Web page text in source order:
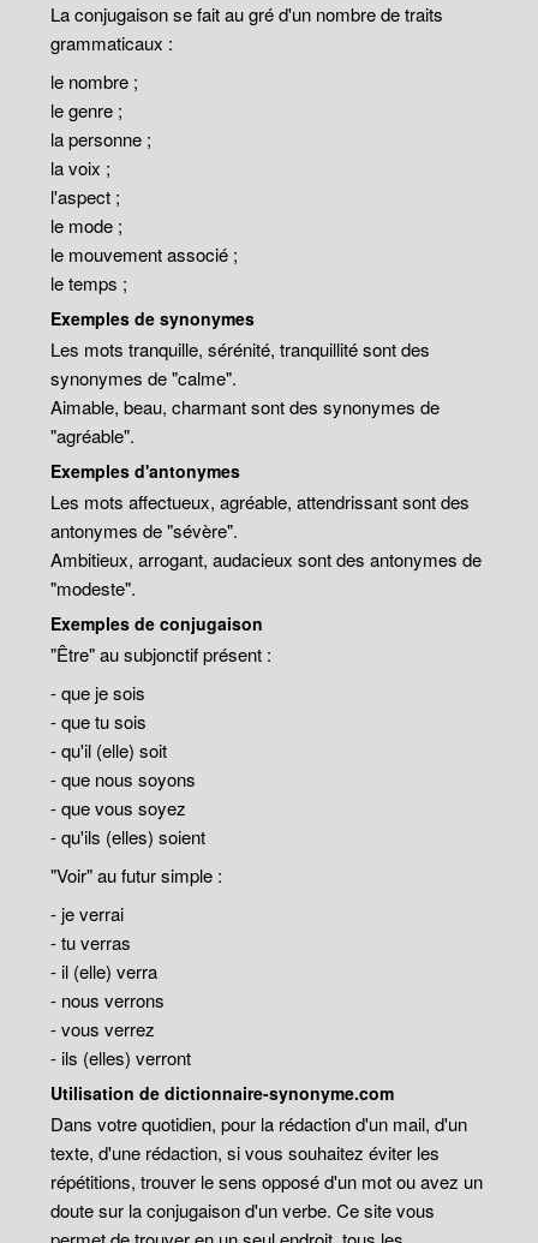
La conjugaison se fait au gré d'un nombre de traits
grammaticaux :
le nombre ;
le genre ;
la personne ;
la voix ;
l'aspect ;
le mode ;
le mouvement associé ;
le temps ;
Exemples de synonymes
Les mots tranquille, sérénité, tranquillité sont des
synonymes de "calme".
Aimable, beau, charmant sont des synonymes de
"agréable".
Exemples d'antonymes
Les mots affectueux, agréable, attendrissant sont des
antonymes de "sévère".
Ambitieux, arrogant, audacieux sont des antonymes de
"modeste".
Exemples de conjugaison
"Être" au subjonctif présent :
- que je sois
- que tu sois
- qu'il (elle) soit
- que nous soyons
- que vous soyez
- qu'ils (elles) soient
"Voir" au futur simple :
- je verrai
- tu verras
- il (elle) verra
- nous verrons
- vous verrez
- ils (elles) verront
Utilisation de dictionnaire-synonyme.com
Dans votre quotidien, pour la rédaction d'un mail, d'un
texte, d'une rédaction, si vous souhaitez éviter les
répétitions, trouver le sens opposé d'un mot ou avez un
doute sur la conjugaison d'un verbe. Ce site vous